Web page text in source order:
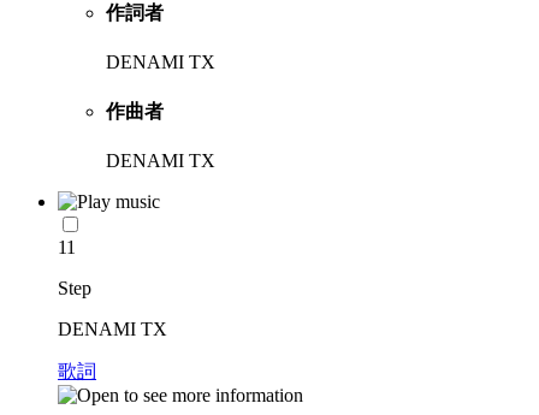
作詞者
DENAMI TX
作曲者
DENAMI TX
11
Step
DENAMI TX
歌詞